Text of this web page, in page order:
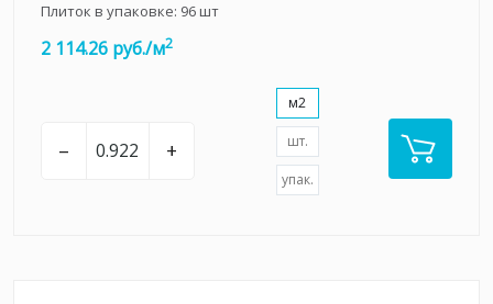
Плиток в упаковке: 96шт
2 114.26 руб./м2
– +
м2
шт.
упак.